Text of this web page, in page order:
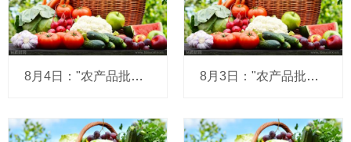
8月4日："农产品批发价格200指数"比昨天上升0.10个点 8月3日："农产品批发价格200指数"比上周五下降0.29个点